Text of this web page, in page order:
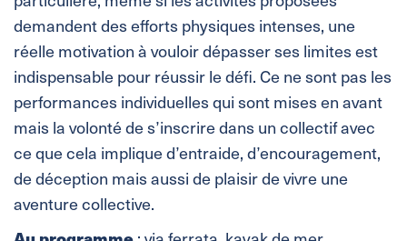
demandent des efforts physiques intenses, une
réelle motivation à vouloir dépasser ses limites est
indispensable pour réussir le défi. Ce ne sont pas les
performances individuelles qui sont mises en avant
mais la volonté de s’inscrire dans un collectif avec
ce que cela implique d’entraide, d’encouragement,
de déception mais aussi de plaisir de vivre une
aventure collective.